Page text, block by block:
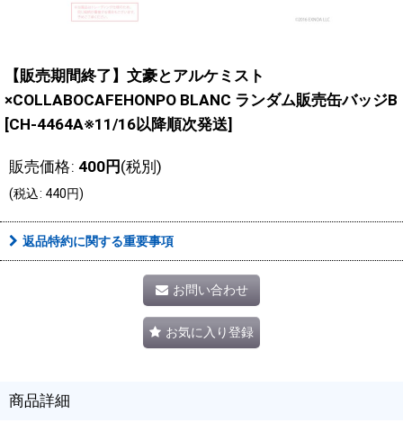
【販売期間終了】文豪とアルケミスト
×COLLABOCAFEHONPO BLANC ランダム販売缶バッジB
[CH-4464A※11/16以降順次発送]
販売価格: 400円 (税別)
(税込: 440円)
返品特約に関する重要事項
お問い合わせ
お気に入り登録
商品詳細